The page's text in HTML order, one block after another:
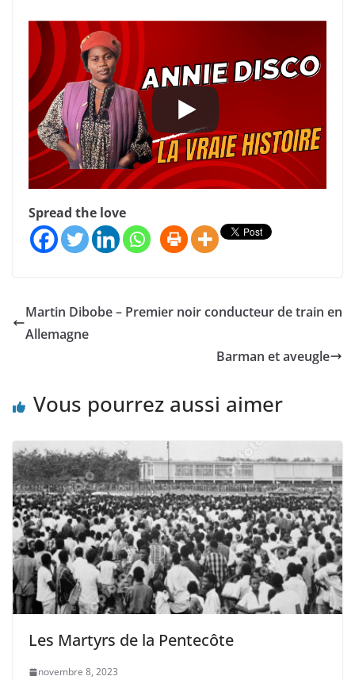
Spread the love
Martin Dibobe – Premier noir conducteur de train en
Allemagne
Barman et aveugle
Vous pourrez aussi aimer
Les Martyrs de la Pentecôte
novembre 8, 2023